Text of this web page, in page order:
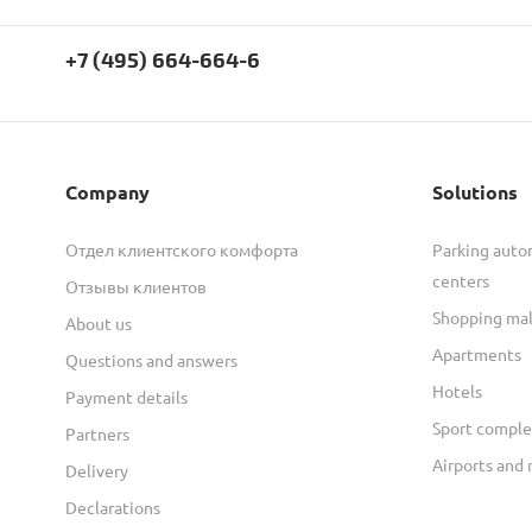
+7 (495) 664-664-6
Company
Отдел клиентского комфорта
Отзывы клиентов
About us
Questions and answers
Payment details
Partners
Delivery
Declarations
Solutions
Parking
centers
Shopping
Apartments
Hotels
Sport
Airports and